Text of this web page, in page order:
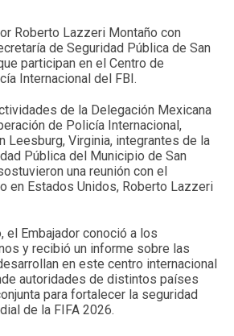
Roberto Lazzeri Montaño con
de Seguridad Pública de San
participan en el Centro de
Internacional del FBI.
de la Delegación Mexicana
de Policía Internacional,
Leesburg, Virginia, integrantes de la
Pública del Municipio de San
una reunión con el
en Estados Unidos, Roberto Lazzeri
el Embajador conoció a los
y recibió un informe sobre las
en este centro internacional
autoridades de distintos países
para fortalecer la seguridad
de la FIFA 2026.